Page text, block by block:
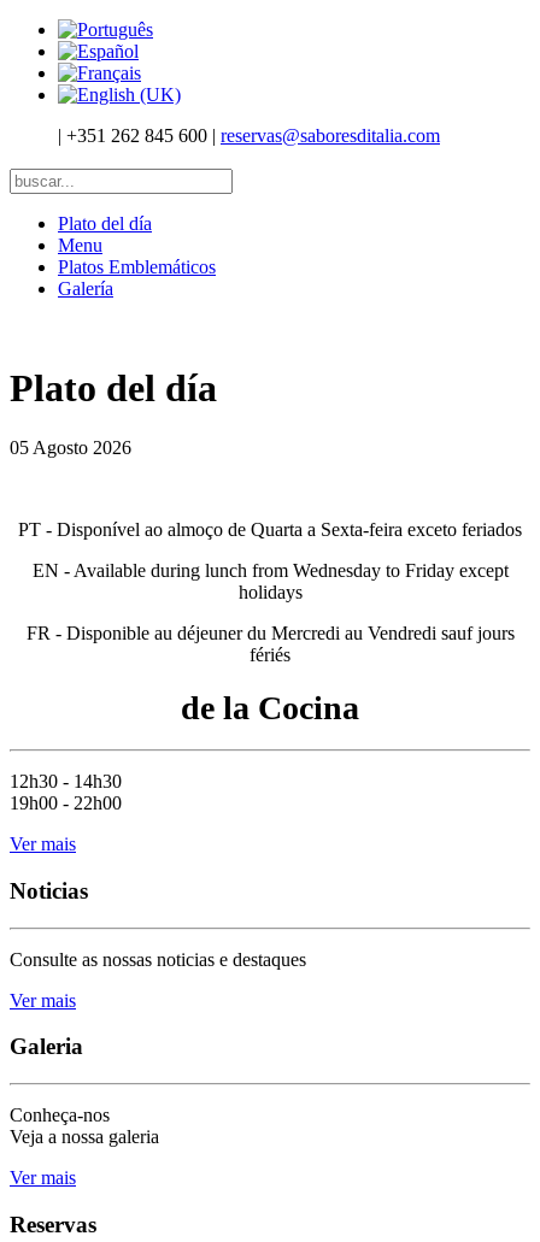
| +351 262 845 600 | reservas@saboresditalia.com
Plato del día
Menu
Platos Emblemáticos
Galería
Plato del día
05 Agosto 2026
PT - Disponível ao almoço de Quarta a Sexta-feira exceto feriados
EN - Available during lunch from Wednesday to Friday except
holidays
FR - Disponible au déjeuner du Mercredi au Vendredi sauf jours
fériés
de la Cocina
12h30 - 14h30
19h00 - 22h00
Ver mais
Noticias
Consulte as nossas noticias e destaques
Ver mais
Galeria
Conheça-nos
Veja a nossa galeria
Ver mais
Reservas